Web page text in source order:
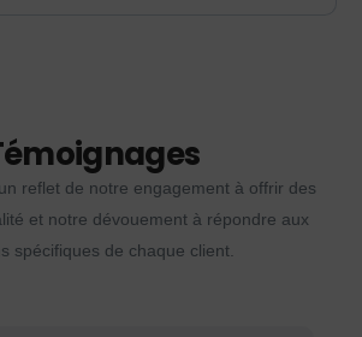
reflet de notre engagement à offrir des
et notre dévouement à répondre aux
spécifiques de chaque client.